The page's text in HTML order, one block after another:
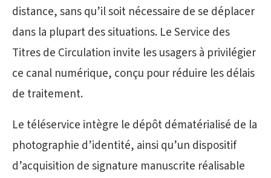
distance, sans qu’il soit nécessaire de se déplacer
dans la plupart des situations. Le Service des
Titres de Circulation invite les usagers à privilégier
ce canal numérique, conçu pour réduire les délais
de traitement.
Le téléservice intègre le dépôt dématérialisé de la
photographie d’identité, ainsi qu’un dispositif
d’acquisition de signature manuscrite réalisable